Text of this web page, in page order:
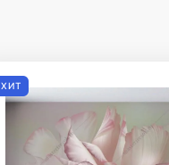
ХИТ